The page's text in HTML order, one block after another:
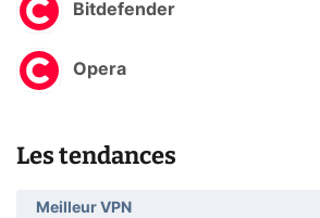
Bitdefender
Opera
Les tendances
Meilleur VPN